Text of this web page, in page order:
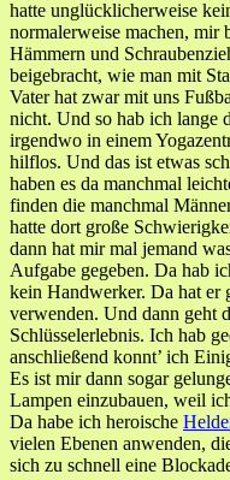
hatte unglücklicherweise
normalerweise machen, mir
Hämmern und
beigebracht, wie man mit
Vater hat zwar mit uns
nicht. Und so hab ich lange
irgendwo in einem
hilflos. Und das ist etwas
haben es da manchmal
finden die manchmal
hatte dort große
dann hat mir mal jemand
Aufgabe gegeben. Da hab
kein Handwerker. Da hat er
verwenden. Und dann geht
Schlüsselerlebnis. Ich hab
anschließend konnt’ ich
Es ist mir dann sogar
Lampen einzubauen, weil
Da habe ich heroische
vielen Ebenen anwenden,
sich zu schnell eine